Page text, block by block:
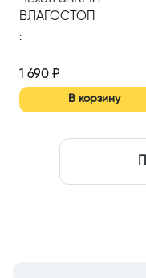
ВЛАГОСТОП
(AQUASTOP)
:
1 690 ₽
В корзину